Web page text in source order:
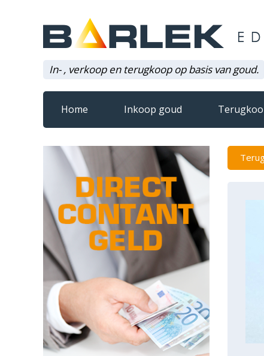
In- , verkoop en terugkoop op basis van goud.
Home Inkoop goud